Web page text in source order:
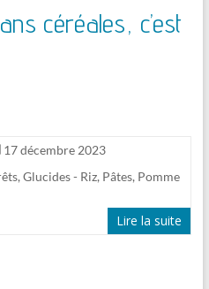
céréales, c’est
17 décembre 2023
, Glucides - Riz, Pâtes, Pomme
Lire la suite